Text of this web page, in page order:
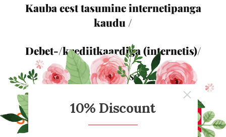
Kauba eest tasumine internetipanga
kaudu /
Debet-/krediitkaardiga (internetis)/
Maksa vahenduse kaudu